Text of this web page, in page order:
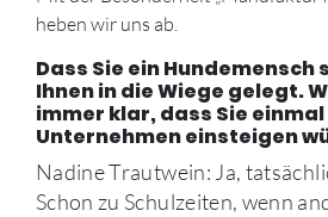
heben wir uns ab.
Dass Sie ein Hundemensch
Ihnen in die Wiege gelegt.
immer klar, dass Sie einmal
Unternehmen einsteigen
Nadine Trautwein: Ja,
Schon zu Schulzeiten, wenn